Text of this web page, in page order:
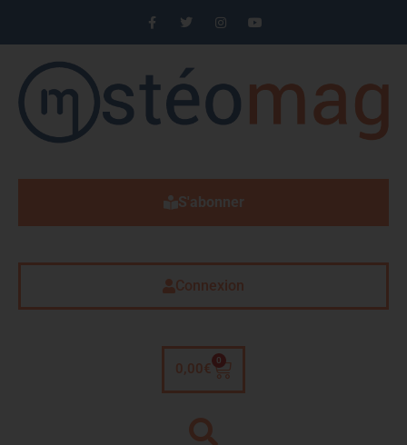
S'abonner
Connexion
0,00 €
0